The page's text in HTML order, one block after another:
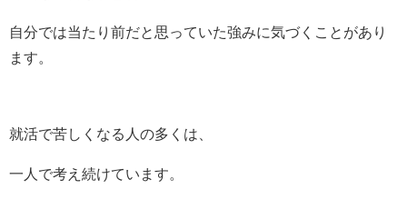
自分では当たり前だと思っていた強みに気づくことがあり
ます。
就活で苦しくなる人の多くは、
一人で考え続けています。